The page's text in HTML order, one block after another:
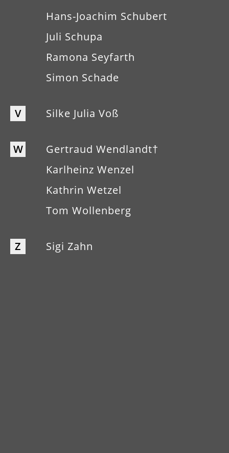
Hans-Joachim Schubert
Juli Schupa
Ramona Seyfarth
Simon Schade
V Silke Julia Voß
W
Gertraud Wendlandt†
Karlheinz Wenzel
Kathrin Wetzel
Tom Wollenberg
Z Sigi Zahn